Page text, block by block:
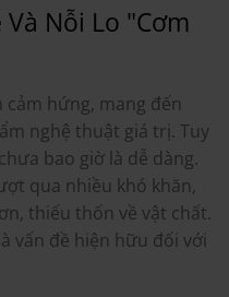
Nỗi Lo "Cơm
hứng, mang đến
nghệ thuật giá trị. Tuy
bao giờ là dễ dàng.
qua nhiều khó khăn,
thiếu thốn về vật chất.
vấn đề hiện hữu đối với